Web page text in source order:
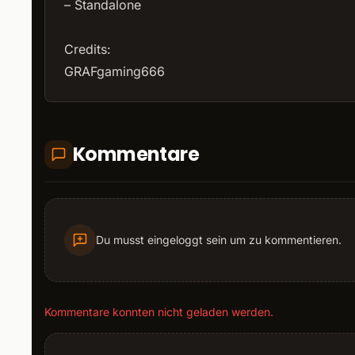
– Standalone
Credits:
GRAFgaming666
Kommentare
Du musst eingeloggt sein um zu kommentieren.
Kommentare konnten nicht geladen werden.